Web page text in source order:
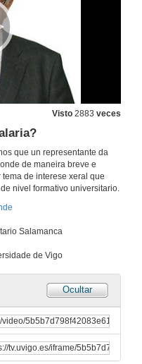
Visto 2883 veces
que un representante da
de maneira breve e
de interese xeral que
nivel formativo universitario.
Salamanca
de Vigo
Ocultar